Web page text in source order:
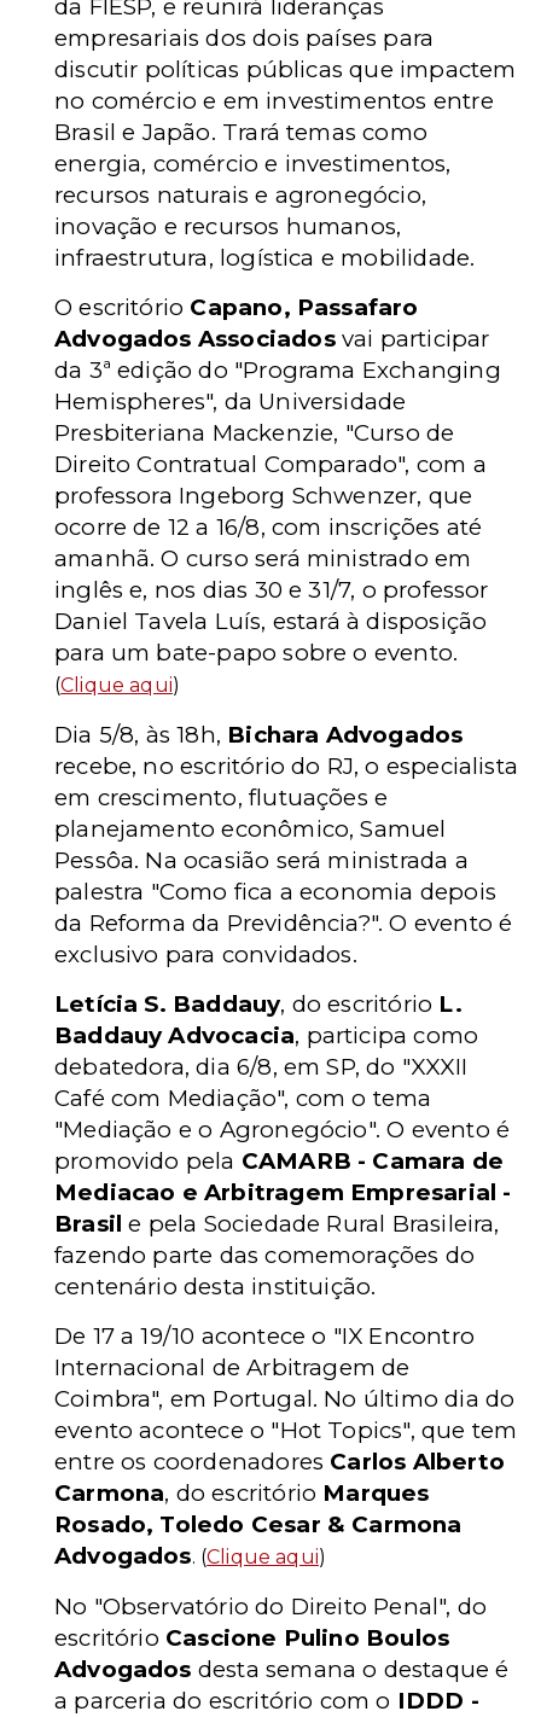
da FIESP, e reunirá lideranças
empresariais dos dois países para
discutir políticas públicas que impactem
no comércio e em investimentos entre
Brasil e Japão. Trará temas como
energia, comércio e investimentos,
recursos naturais e agronegócio,
inovação e recursos humanos,
infraestrutura, logística e mobilidade.
O escritório Capano, Passafaro
Advogados Associadosvai participar
da 3ª edição do "Programa Exchanging
Hemispheres", da Universidade
Presbiteriana Mackenzie, "Curso de
Direito Contratual Comparado", com a
professora Ingeborg Schwenzer, que
ocorre de 12 a 16/8, com inscrições até
amanhã. O curso será ministrado em
inglês e, nos dias 30 e 31/7, o professor
Daniel Tavela Luís, estará à disposição
para um bate-papo sobre o evento.
(Clique aqui)
Dia 5/8, às 18h, Bichara Advogados
recebe, no escritório do RJ, o especialista
em crescimento, flutuações e
planejamento econômico, Samuel
Pessôa. Na ocasião será ministrada a
palestra "Como fica a economia depois
da Reforma da Previdência?". O evento é
exclusivo para convidados.
Letícia S. Baddauy, do escritório L.
Baddauy Advocacia, participa como
debatedora, dia 6/8, em SP, do "XXXII
Café com Mediação", com o tema
"Mediação e o Agronegócio". O evento é
promovido pela CAMARB - Camara de
Mediacao e Arbitragem Empresarial -
Brasile pela Sociedade Rural Brasileira,
fazendo parte das comemorações do
centenário desta instituição.
De 17 a 19/10 acontece o "IX Encontro
Internacional de Arbitragem de
Coimbra", em Portugal. No último dia do
evento acontece o "Hot Topics", que tem
entre os coordenadores Carlos Alberto
Carmona, do escritório Marques
Rosado, Toledo Cesar & Carmona
Advogados. (Clique aqui)
No "Observatório do Direito Penal", do
escritório Cascione Pulino Boulos
Advogados desta semana o destaque é
a parceria do escritório com o IDDD -